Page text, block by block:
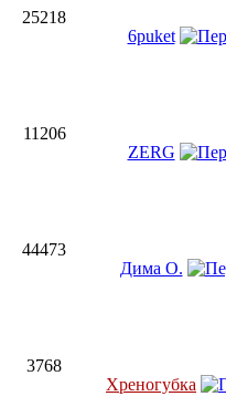
25218
6puket
11206
ZERG
44473
Дима О.
3768
Хреногубка